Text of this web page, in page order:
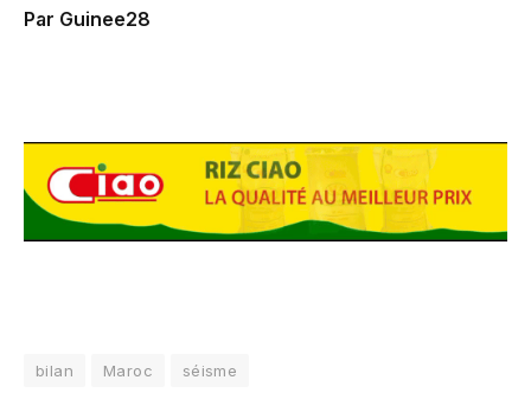
Par Guinee28
bilan Maroc séisme